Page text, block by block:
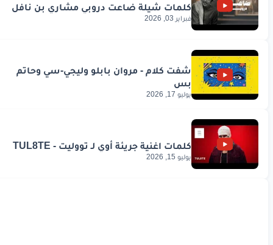
فبراير 03, 2026
يوليو 17, 2026
يوليو 15, 2026